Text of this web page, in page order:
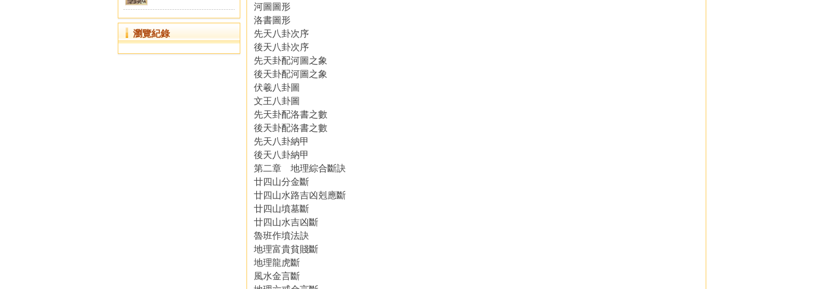
瀏覽紀錄
河圖圖形
洛書圖形
先天八卦次序
後天八卦次序
先天卦配河圖之象
後天卦配河圖之象
伏羲八卦圖
文王八卦圖
先天卦配洛書之數
後天卦配洛書之數
先天八卦納甲
後天八卦納甲
第二章 地理綜合斷訣
廿四山分金斷
廿四山水路吉凶剋應斷
廿四山墳墓斷
廿四山水吉凶斷
魯班作墳法訣
地理富貴貧賤斷
地理龍虎斷
風水金言斷